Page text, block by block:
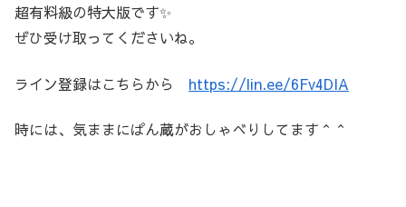
超有料級の特大版です✨
ぜひ受け取ってくださいね。
ライン登録はこちらから https://lin.ee/6Fv4DIA
時には、気ままにぱん蔵がおしゃべりしてます＾＾